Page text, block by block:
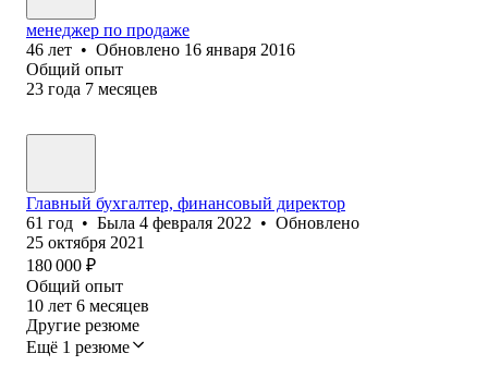
менеджер по продаже
46 лет • Обновлено 16 января 2016
Общий опыт
23 года 7 месяцев
Главный бухгалтер, финансовый директор
61 год • Была 4 февраля 2022 • Обновлено
25 октября 2021
180 000 ₽
Общий опыт
10 лет 6 месяцев
Другие резюме
Ещё 1 резюме